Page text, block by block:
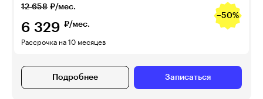
12 658 ₽/мес.
−50%
6 329 ₽/мес.
Рассрочка на 10 месяцев
Подробнее Записаться